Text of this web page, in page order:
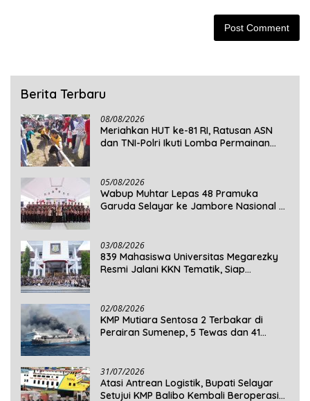
Berita Terbaru
08/08/2026
Meriahkan HUT ke-81 RI, Ratusan ASN
dan TNI-Polri Ikuti Lomba Permainan
05/08/2026
Wabup Muhtar Lepas 48 Pramuka
Garuda Selayar ke Jambore Nasional XII
03/08/2026
839 Mahasiswa Universitas Megarezky
Resmi Jalani KKN Tematik, Siap
02/08/2026
KMP Mutiara Sentosa 2 Terbakar di
Perairan Sumenep, 5 Tewas dan 41
31/07/2026
Atasi Antrean Logistik, Bupati Selayar
Setujui KMP Balibo Kembali Beroperasi